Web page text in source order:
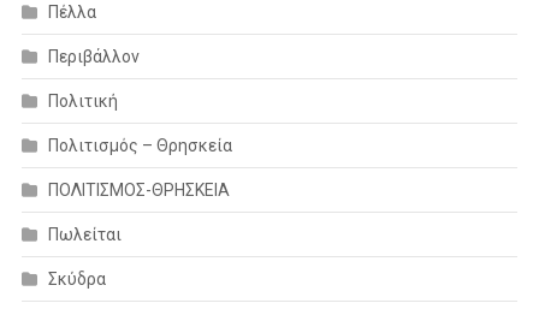
Πέλλα
Περιβάλλον
Πολιτική
Πολιτισμός – Θρησκεία
ΠΟΛΙΤΙΣΜΟΣ-ΘΡΗΣΚΕΙΑ
Πωλείται
Σκύδρα